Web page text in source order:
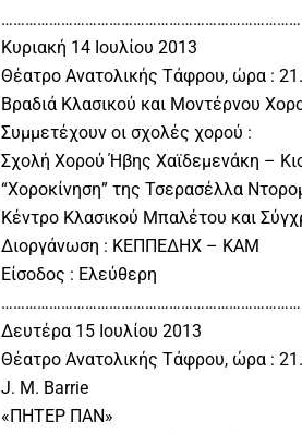
Κυριακή 14 Ιουλίου 2013
Θέατρο Ανατολικής Τάφρου, ώρα :
Βραδιά Κλασικού και Μοντέρνου
Συμμετέχουν οι σχολές χορού :
Σχολή Χορού Ήβης Χαϊδεμενάκη –
“Χοροκίνηση” της Τσερασέλλα
Κέντρο Κλασικού Μπαλέτου και
Διοργάνωση : ΚΕΠΠΕΔΗΧ – ΚΑΜ
Είσοδος : Ελεύθερη
Δευτέρα 15 Ιουλίου 2013
Θέατρο Ανατολικής Τάφρου, ώρα :
J. M. Barrie
«ΠΗΤΕΡ ΠΑΝ»